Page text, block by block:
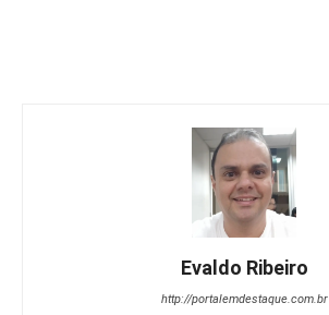
Evaldo Ribeiro
http://portalemdestaque.com.br